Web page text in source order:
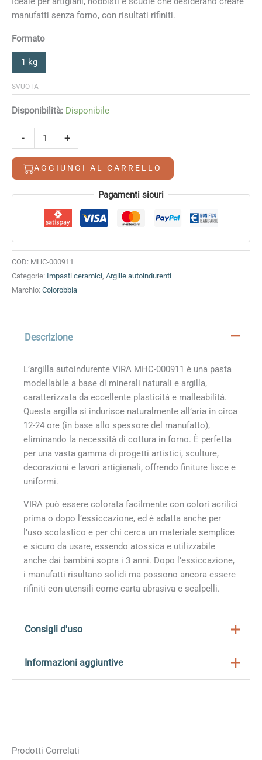
manufatti senza forno, con risultati rifiniti.
Formato
1 kg
SVUOTA
Disponibilità: Disponibile
-
autoindurente
Vira
bianca
+
AGGIUNGI AL CARRELLO
Alternative: Pagamenti sicuri
COD: MHC-000911
Categorie: Impasti ceramici Argille autoindurenti
Marchio: Colorobbia
Descrizione
L’argilla autoindurente VIRA MHC-000911 è una pasta
modellabile a base di minerali naturali e argilla,
caratterizzata da eccellente plasticità e malleabilità.
Questa argilla si indurisce naturalmente all’aria in circa
12-24 ore (in base allo spessore del manufatto),
eliminando la necessità di cottura in forno. È perfetta
per una vasta gamma di progetti artistici, sculture,
decorazioni e lavori artigianali, offrendo finiture lisce e
uniformi.
VIRA può essere colorata facilmente con colori acrilici
prima o dopo l’essiccazione, ed è adatta anche per
l’uso scolastico e per chi cerca un materiale semplice
e sicuro da usare, essendo atossica e utilizzabile
anche dai bambini sopra i 3 anni. Dopo l’essiccazione,
i manufatti risultano solidi ma possono ancora essere
rifiniti con utensili come carta abrasiva e scalpelli.
Consigli d'uso
Prelevare la quantità necessaria di argilla dalla
dello spessore dell’oggetto; per un’essiccazione più
Informazioni aggiuntive
Formato
Prodotti Correlati